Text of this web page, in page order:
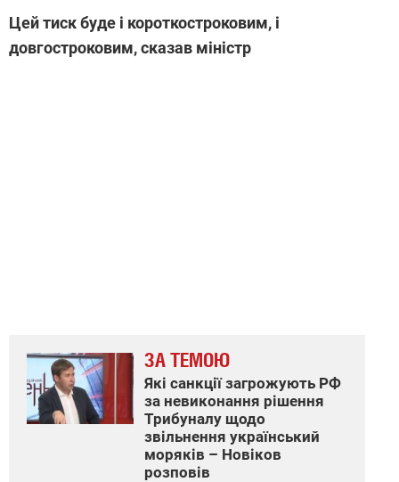
Цей тиск буде і короткостроковим, і
довгостроковим, сказав міністр
ЗА ТЕМОЮ
Які санкції загрожують РФ
за невиконання рішення
Трибуналу щодо
звільнення український
моряків – Новіков
розповів